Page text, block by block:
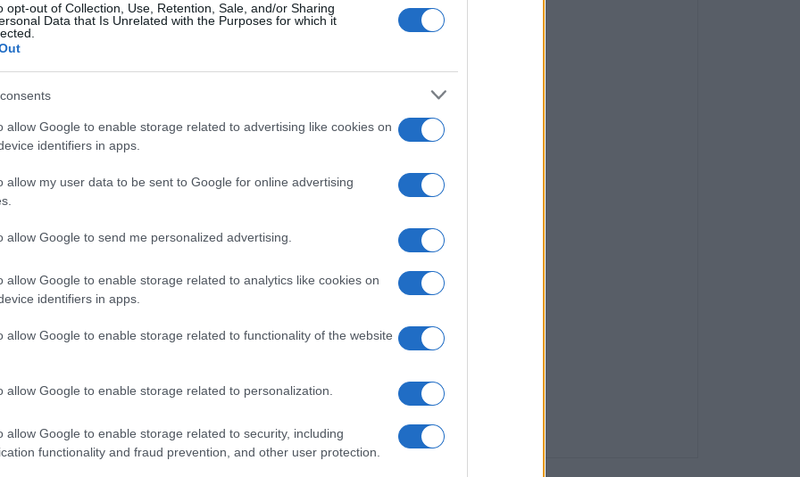
opt-out of Collection, Use, Retention, Sale, and/or Sharing
Data that Is Unrelated with the Purposes for which it
allow Google to enable storage related to advertising like cookies on
identifiers in apps.
allow my user data to be sent to Google for online advertising
allow Google to send me personalized advertising.
allow Google to enable storage related to analytics like cookies on
identifiers in apps.
allow Google to enable storage related to functionality of the website
allow Google to enable storage related to personalization.
allow Google to enable storage related to security, including
functionality and fraud prevention, and other user protection.
ολόκληρα χρόνια, στην αύξηση των
συνεχίζουν να μαζεύουν το περιεχόμενο
ακόμη και αυτούς που επιμένουν να
κοινού ή δημιουργίας ουσιαστικών κινήτρων
«πράσινων σημείων ή γωνιών» όπως έχει συμβεί
δεκάδες συμβασιούχους συμπολίτες μας, χωρίς
υπηρεσία.
το πρόβλημα των σκουπιδιών σε προτέρημα
για όλη τη χώρα από μια πόλη με
Facebook